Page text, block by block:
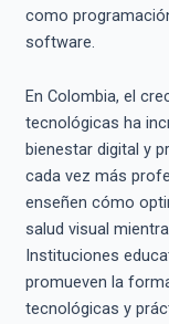
como
software.
En Colombia, el
tecnológicas ha
bienestar digital y
cada vez más
enseñen cómo
salud visual
Instituciones
promueven la
tecnológicas y